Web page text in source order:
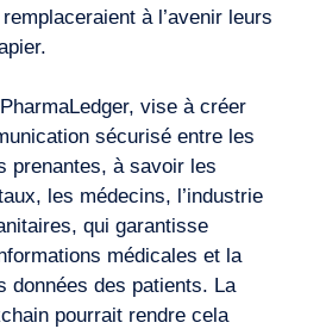
à l’avenir leurs
vise à créer
sécurisé entre les
prenantes, à savoir les
les médecins, l’industrie
qui garantisse
médicales et la
données des patients. La
pourrait rendre cela